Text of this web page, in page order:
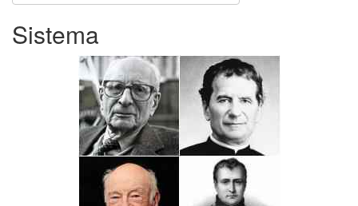
Sistema